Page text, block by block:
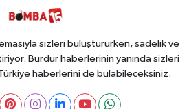
sizleri buluştururken, sadelik ve
Burdur haberlerinin yanında sizleri
haberlerini de bulabileceksiniz.